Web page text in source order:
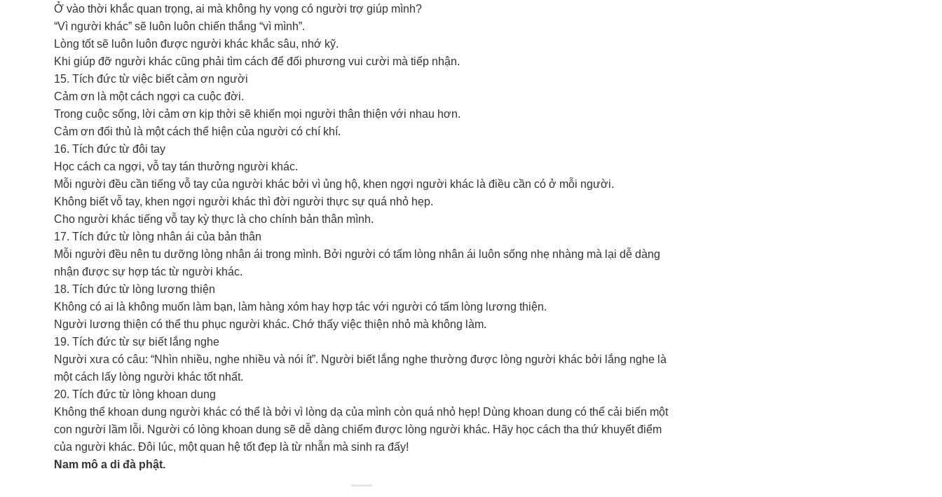
Ở vào thời khắc quan trọng, ai mà không hy vọng có người trợ giúp mình?
“Vì người khác” sẽ luôn luôn chiến thắng “vì mình”.
Lòng tốt sẽ luôn luôn được người khác khắc sâu, nhớ kỹ.
Khi giúp đỡ người khác cũng phải tìm cách để đối phương vui cười mà tiếp nhận.
15. Tích đức từ việc biết cảm ơn người
Cảm ơn là một cách ngợi ca cuộc đời.
Trong cuộc sống, lời cảm ơn kịp thời sẽ khiến mọi người thân thiện với nhau hơn.
Cảm ơn đối thủ là một cách thể hiện của người có chí khí.
16. Tích đức từ đôi tay
Học cách ca ngợi, vỗ tay tán thưởng người khác.
Mỗi người đều cần tiếng vỗ tay của người khác bởi vì ủng hộ, khen ngợi người khác là điều cần có ở mỗi người.
Không biết vỗ tay, khen ngợi người khác thì đời người thực sự quá nhỏ hẹp.
Cho người khác tiếng vỗ tay kỳ thực là cho chính bản thân mình.
17. Tích đức từ lòng nhân ái của bản thân
Mỗi người đều nên tu dưỡng lòng nhân ái trong mình. Bởi người có tấm lòng nhân ái luôn sống nhẹ nhàng mà lại dễ dàng
nhận được sự hợp tác từ người khác.
18. Tích đức từ lòng lương thiện
Không có ai là không muốn làm bạn, làm hàng xóm hay hợp tác với người có tấm lòng lương thiện.
Người lương thiện có thể thu phục người khác. Chớ thấy việc thiện nhỏ mà không làm.
19. Tích đức từ sự biết lắng nghe
Người xưa có câu: “Nhìn nhiều, nghe nhiều và nói ít”. Người biết lắng nghe thường được lòng người khác bởi lắng nghe là
một cách lấy lòng người khác tốt nhất.
20. Tích đức từ lòng khoan dung
Không thể khoan dung người khác có thể là bởi vì lòng dạ của mình còn quá nhỏ hẹp! Dùng khoan dung có thể cải biến một
con người lầm lỗi. Người có lòng khoan dung sẽ dễ dàng chiếm được lòng người khác. Hãy học cách tha thứ khuyết điểm
của người khác. Đôi lúc, một quan hệ tốt đẹp là từ nhẫn mà sinh ra đấy!
Nam mô a di đà phật.